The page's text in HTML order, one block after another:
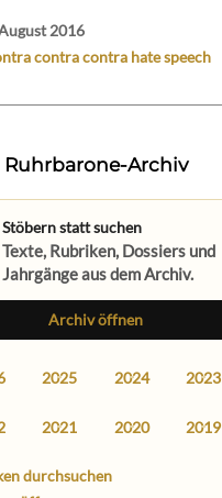
2016
contra contra hate speech
Ruhrbarone-Archiv
Stöbern statt suchen
Texte, Rubriken, Dossiers und
Jahrgänge aus dem Archiv.
Archiv öffnen
2025 2024 2023
2021 2020 2019
durchsuchen